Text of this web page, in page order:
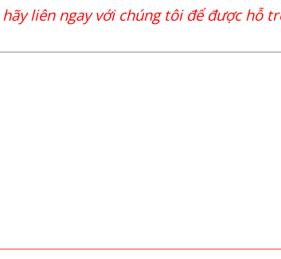
liên ngay với chúng tôi để được hỗ